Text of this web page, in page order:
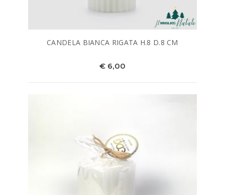
CANDELA BIANCA RIGATA H.8 D.8 CM
€ 6,00